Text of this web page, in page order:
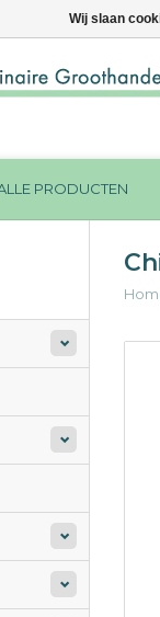
PRODUCTEN
Wij slaan